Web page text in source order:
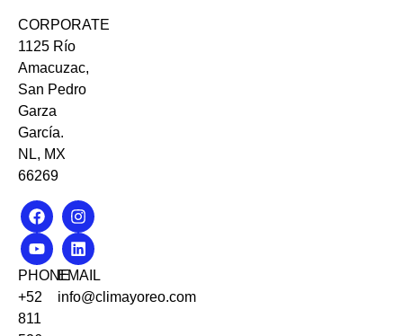
CORPORATE
1125 Río
Amacuzac,
San Pedro
Garza
García.
NL, MX
66269
PHONE
+52
811
EMAIL
info@climayoreo.com